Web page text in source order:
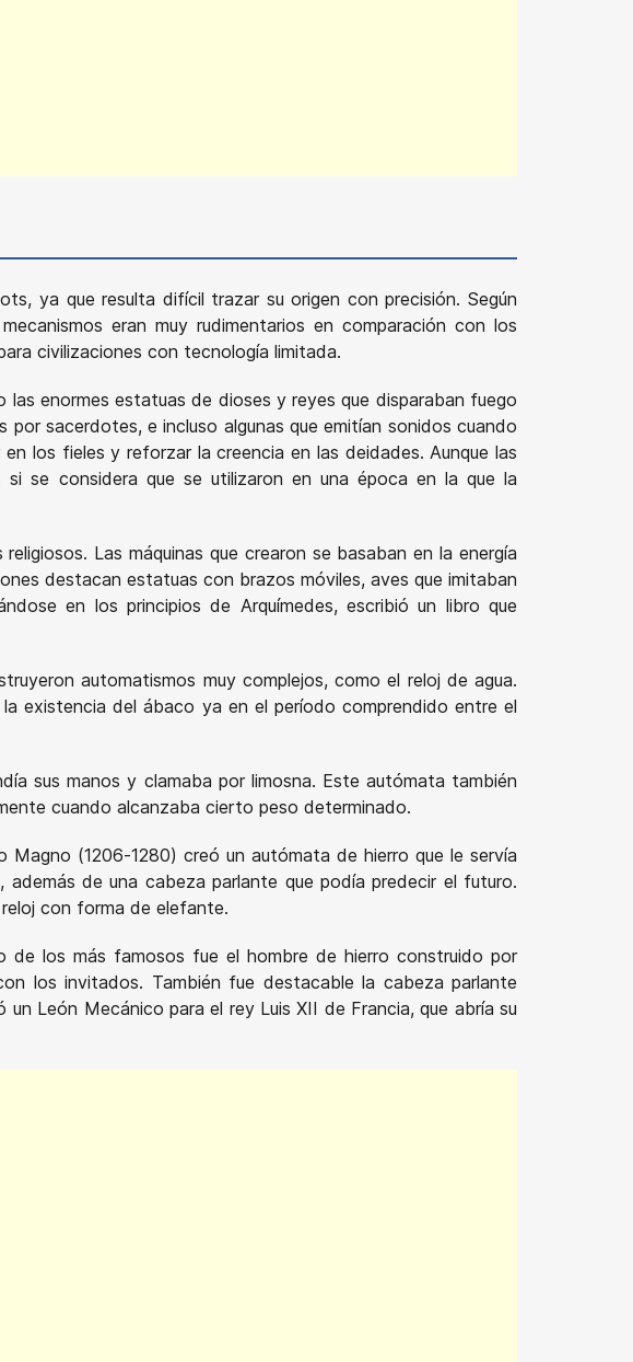
ya que resulta difícil trazar su origen con precisión. Según
eran muy rudimentarios en comparación con los
civilizaciones con tecnología limitada.
enormes estatuas de dioses y reyes que disparaban fuego
sacerdotes, e incluso algunas que emitían sonidos cuando
los fieles y reforzar la creencia en las deidades. Aunque las
si se considera que se utilizaron en una época en la que la
Las máquinas que crearon se basaban en la energía
destacan estatuas con brazos móviles, aves que imitaban
en los principios de Arquímedes, escribió un libro que
automatismos muy complejos, como el reloj de agua.
existencia del ábaco ya en el período comprendido entre el
sus manos y clamaba por limosna. Este autómata también
cuando alcanzaba cierto peso determinado.
(1206-1280) creó un autómata de hierro que le servía
de una cabeza parlante que podía predecir el futuro.
con forma de elefante.
de los más famosos fue el hombre de hierro construido por
los invitados. También fue destacable la cabeza parlante
León Mecánico para el rey Luis XII de Francia, que abría su